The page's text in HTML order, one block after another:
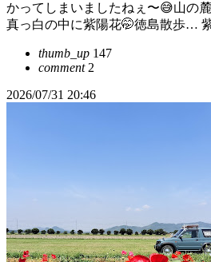
かってしまいましたねぇ〜😅山の
真っ白の中に紫陽花🤭徳島散歩…
thumb_up 147
comment2
2026/07/31 20:46